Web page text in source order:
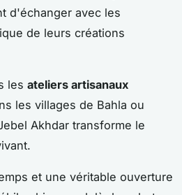
d'échanger avec les
de leurs créations
les ateliers artisanaux
les villages de Bahla ou
Akhdar transforme le
et une véritable ouverture